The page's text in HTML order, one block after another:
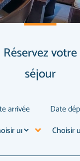
Réservez votre
séjour
arrivée Date